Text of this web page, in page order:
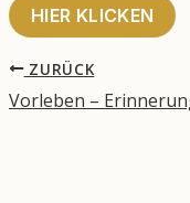
HIER KLICKEN
ZURÜCK
Vorleben –